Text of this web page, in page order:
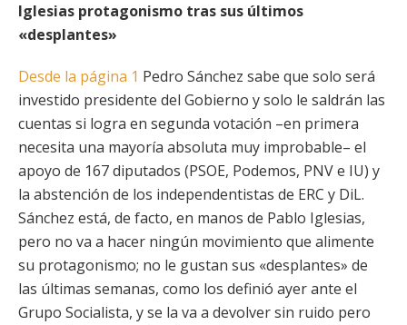
Iglesias protagonismo tras sus últimos
«desplantes»
Desde la página 1 Pedro Sánchez sabe que solo será
investido presidente del Gobierno y solo le saldrán las
cuentas si logra en segunda votación –en primera
necesita una mayoría absoluta muy improbable– el
apoyo de 167 diputados (PSOE, Podemos, PNV e IU) y
la abstención de los independentistas de ERC y DiL.
Sánchez está, de facto, en manos de Pablo Iglesias,
pero no va a hacer ningún movimiento que alimente
su protagonismo; no le gustan sus «desplantes» de
las últimas semanas, como los definió ayer ante el
Grupo Socialista, y se la va a devolver sin ruido pero